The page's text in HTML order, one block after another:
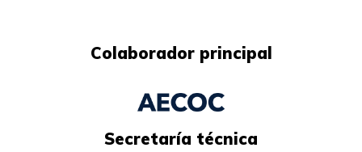
Colaborador principal
Secretaría técnica​